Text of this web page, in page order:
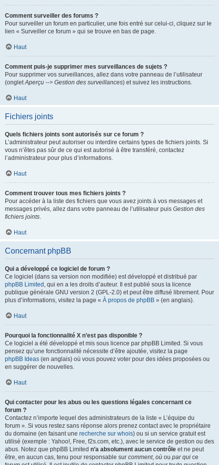
Comment surveiller des forums ?
Pour surveiller un forum en particulier, une fois entré sur celui-ci, cliquez sur le
lien « Surveiller ce forum » qui se trouve en bas de page.
Haut
Comment puis-je supprimer mes surveillances de sujets ?
Pour supprimer vos surveillances, allez dans votre panneau de l’utilisateur
(ongletAperçu --> Gestion des surveillances) et suivez les instructions.
Haut
Fichiers joints
Quels fichiers joints sont autorisés sur ce forum ?
L’administrateur peut autoriser ou interdire certains types de fichiers joints. Si
vous n’êtes pas sûr de ce qui est autorisé à être transféré, contactez
l’administrateur pour plus d’informations.
Haut
Comment trouver tous mes fichiers joints ?
Pour accéder à la liste des fichiers que vous avez joints à vos messages et
messages privés, allez dans votre panneau de l’utilisateur puis Gestion des
fichiers joints.
Haut
Concernant phpBB
Qui a développé ce logiciel de forum ?
Ce logiciel (dans sa version non modifiée) est développé et distribué par
phpBB Limited , qui en a les droits d’auteur. Il est publié sous la licence
publique générale GNU version 2 (GPL-2.0) et peut être diffusé librement. Pour
plus d’informations, visitez la page « À propos de phpBB » (en anglais).
Haut
Pourquoi la fonctionnalité X n’est pas disponible ?
Ce logiciel a été développé et mis sous licence par phpBB Limited. Si vous
pensez qu’une fonctionnalité nécessite d’être ajoutée, visitez la page
phpBB Ideas (en anglais) où vous pouvez voter pour des idées proposées ou
en suggérer de nouvelles.
Haut
Qui contacter pour les abus ou les questions légales concernant ce
forum ?
Contactez n’importe lequel des administrateurs de la liste « L’équipe du
forum ». Si vous restez sans réponse alors prenez contact avec le propriétaire
du domaine (en faisant une recherche sur whois) ou si un service gratuit est
utilisé (exemple : Yahoo!, Free, f2s.com, etc.), avec le service de gestion ou des
abus. Notez que phpBB Limited n’a absolument aucun contrôle et ne peut
être, en aucun cas, tenu pour responsable sur comment, où ou par qui ce